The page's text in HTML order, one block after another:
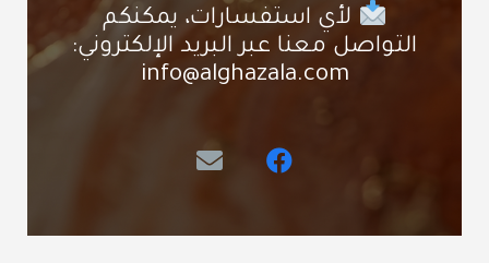
لأي استفسارات، يمكنكم
التواصل معنا عبر البريد الإلكتروني:
info@alghazala.com